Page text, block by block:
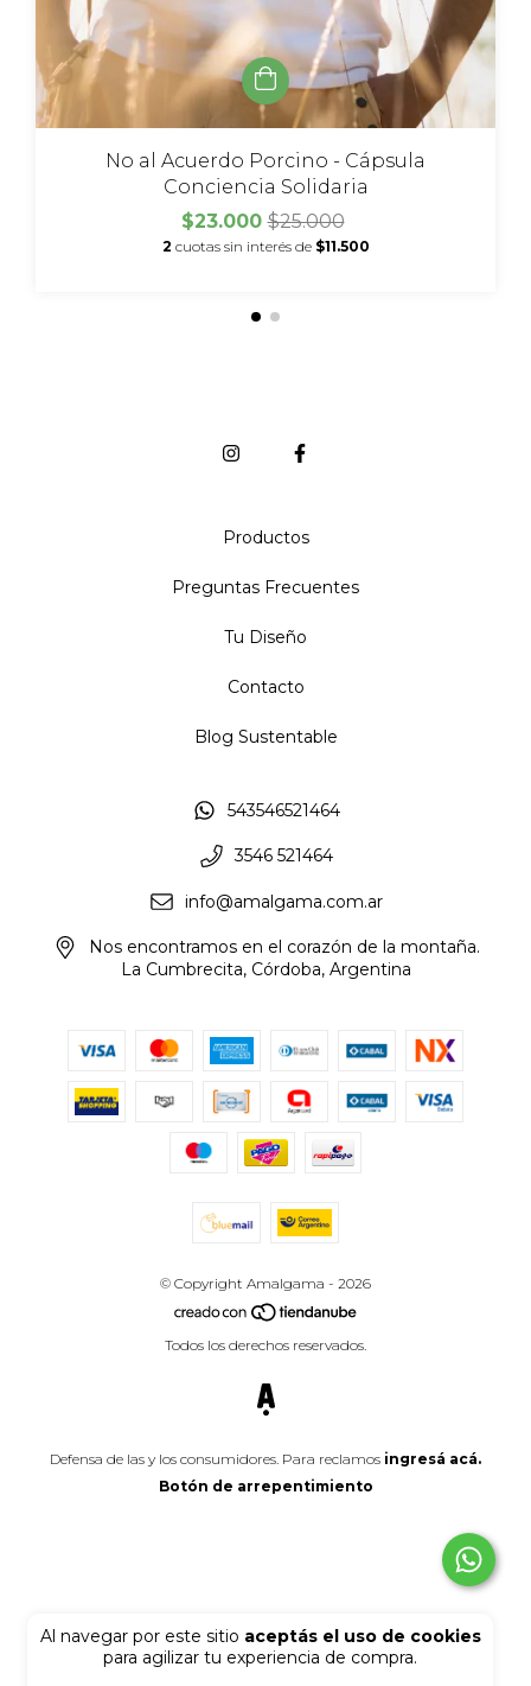
Al navegar por este sitio aceptás el uso de cookies
para agilizar tu experiencia de compra.
No al Acuerdo Porcino - Cápsula
Conciencia Solidaria
$23.000$25.000
2 cuotas sin interés de $11.500
Productos
Preguntas Frecuentes
Tu Diseño
Contacto
Blog Sustentable
543546521464
3546 521464
info@amalgama.com.ar
Nos encontramos en el corazón de la montaña.
La Cumbrecita, Córdoba, Argentina
© Copyright Amalgama - 2026
Todos los derechos reservados.
Defensa de las y los consumidores. Para reclamos ingresá acá.
Botón de arrepentimiento